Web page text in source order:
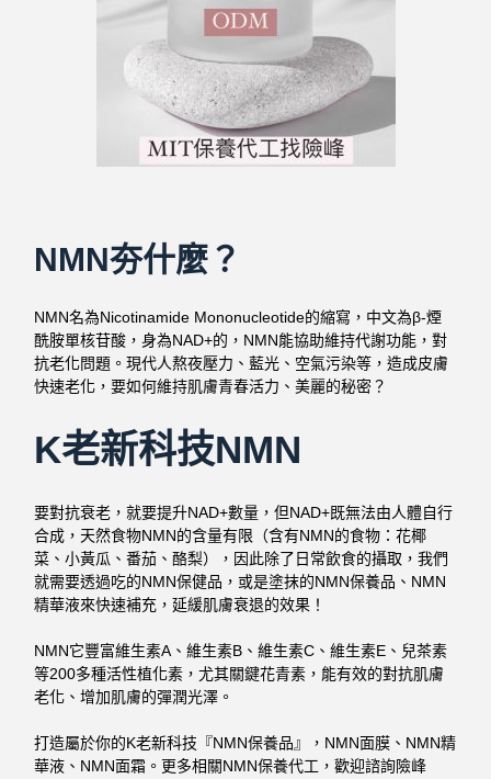
NMN夯什麼？
NMN名為Nicotinamide Mononucleotide的縮寫，中文為β-煙
酰胺單核苷酸，身為NAD+的，NMN能協助維持代謝功能，對
抗老化問題。現代人熬夜壓力、藍光、空氣污染等，造成皮膚
快速老化，要如何維持肌膚青春活力、美麗的秘密？
K老新科技NMN
要對抗衰老，就要提升NAD+數量，但NAD+既無法由人體自行
合成，天然食物NMN的含量有限（含有NMN的食物：花椰
菜、小黃瓜、番茄、酪梨），因此除了日常飲食的攝取，我們
就需要透過吃的NMN保健品，或是塗抹的NMN保養品、NMN
精華液來快速補充，延緩肌膚衰退的效果！
NMN它豐富維生素A、維生素B、維生素C、維生素E、兒茶素
等200多種活性植化素，尤其關鍵花青素，能有效的對抗肌膚
老化、增加肌膚的彈潤光澤。
打造屬於你的K老新科技『NMN保養品』，NMN面膜、NMN精
華液、NMN面霜。更多相關NMN保養代工，歡迎諮詢險峰